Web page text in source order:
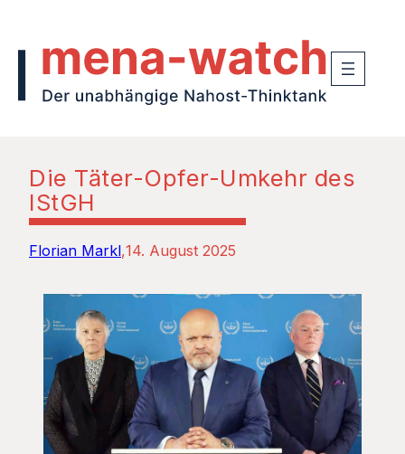
Die Täter-Opfer-Umkehr des
IStGH
Florian Markl 14. August 2025